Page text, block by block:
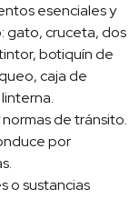
esenciales y
gato, cruceta, dos
botiquín de
caja de
de tránsito.
por
o sustancias